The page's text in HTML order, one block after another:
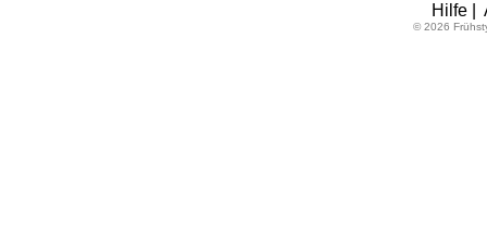
Hilfe|
© 2026